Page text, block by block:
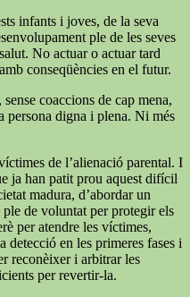
infants i joves, de la seva
ple de les seves
No actuar o actuar tard
conseqüències en el futur.
coaccions de cap mena,
persona digna i plena. Ni més
de l’alienació parental. I
ja han patit prou aquest difícil
madura, d’abordar un
de voluntat per protegir els
per atendre les víctimes,
detecció en les primeres fases i
reconèixer i arbitrar les
per revertir-la.